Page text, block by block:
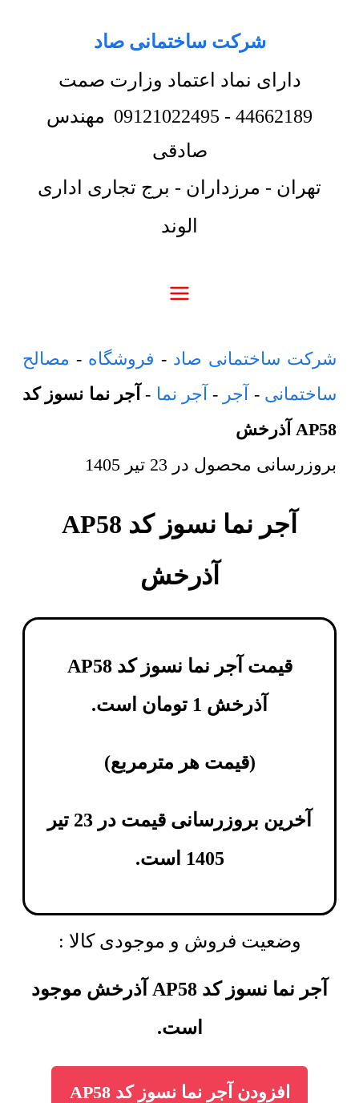
شرکت ساختمانی صاد
دارای نماد اعتماد وزارت صمت
44662189
-
09121022495 مهندس
صادقی
تهران - مرزداران - برج تجاری اداری
الوند
شرکت ساختمانی صاد - فروشگاه - مصالح
ساختمانی - آجر - آجر نما - آجر نما نسوز کد
AP58 آذرخش
بروزرسانی محصول در 23 تیر 1405
آجر نما نسوز کد AP58
آذرخش
قیمت آجر نما نسوز کد AP58
آذرخش 1 تومان است.
(قیمت هر مترمربع)
آخرین بروزرسانی قیمت در 23 تیر
1405 است.
وضعیت فروش و موجودی کالا :
آجر نما نسوز کد AP58 آذرخش موجود
است.
افزودن آجر نما نسوز کد AP58